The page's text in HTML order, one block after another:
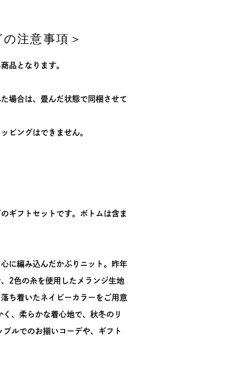
ふわふわジプシージャガー
送料無料 WOMEN
ランダム猫足跡 モールヤ
注意事項＞
品となります。
場合は、畳んだ状態で同梱させて
ピングはできません。
ギフトセットです。ボトムは含ま
に編み込んだかぶりニット。昨年
2色の糸を使用したメランジ生地
ち着いたネイビーカラーをご用意
、柔らかな着心地で、秋冬のリ
ルでのお揃いコーデや、ギフト